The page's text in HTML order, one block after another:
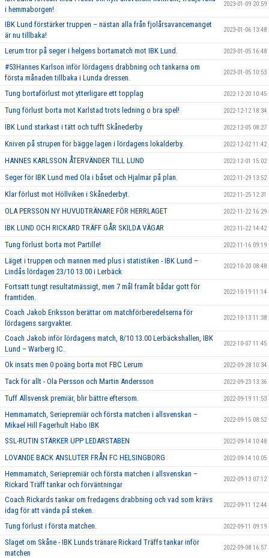
i hemmaborgen!
2023-01-09 20:59
IBK Lund förstärker truppen – nästan alla från fjolårsavancemanget
är nu tillbaka!
2023-01-06 13:48
Lerum tror på seger i helgens bortamatch mot IBK Lund. 2023-01-05 16:48
#53Hannes Karlson inför lördagens drabbning och tankarna om
första månaden tillbaka i Lunda dressen.
2023-01-05 10:53
Tung bortaförlust mot ytterligare ett topplag 2022-12-20 10:45
Tung förlust borta mot Karlstad trots ledning o bra spel! 2022-12-12 18:34
IBK Lund starkast i tätt och tufft Skånederby 2022-12-05 08:27
Kniven på strupen för bägge lagen i lördagens lokalderby. 2022-12-02 11:42
HANNES KARLSSON ÅTERVÄNDER TILL LUND 2022-12-01 15:02
Seger för IBK Lund med Ola i båset och Hjalmar på plan. 2022-11-29 13:52
Klar förlust mot Höllviken i Skånederbyt. 2022-11-25 12:31
OLA PERSSON NY HUVUDTRÄNARE FÖR HERRLAGET 2022-11-22 16:29
IBK LUND OCH RICKARD TRÄFF GÅR SKILDA VÄGAR 2022-11-22 14:42
Tung förlust borta mot Partille! 2022-11-16 09:19
Läget i truppen och mannen med plus i statistiken - IBK Lund –
Lindås lördagen 23/10 13.00 i Lerbäck
2022-10-20 08:48
Fortsatt tungt resultatmässigt, men 7 mål framåt bådar gott för
framtiden.
2022-10-19 11:14
Coach Jakob Eriksson berättar om matchförberedelserna för
lördagens sargvakter.
2022-10-13 11:38
Coach Jakob inför lördagens match, 8/10 13.00 Lerbäckshallen, IBK
Lund – Warberg IC.
2022-10-07 11:45
Ok insats men 0 poäng borta mot FBC Lerum 2022-09-28 10:34
Tack för allt - Ola Persson och Martin Andersson 2022-09-23 13:36
Tuff Allsvensk premiär, blir bättre eftersom. 2022-09-19 11:53
Hemmamatch, Seriepremiär och första matchen i allsvenskan –
Mikael Hill Fagerhult Habo IBK
2022-09-15 08:52
SSL-RUTIN STÄRKER UPP LEDARSTABEN 2022-09-14 10:48
LOVANDE BACK ANSLUTER FRÅN FC HELSINGBORG 2022-09-14 10:05
Hemmamatch, Seriepremiär och första matchen i allsvenskan –
Rickard Träff tankar och förväntningar
2022-09-13 07:12
Coach Rickards tankar om fredagens drabbning och vad som krävs
idag för att vända på steken.
2022-09-11 12:44
Tung förlust i första matchen. 2022-09-11 09:19
Slaget om Skåne - IBK Lunds tränare Rickard Träffs tankar inför
matchen
2022-09-08 16:57